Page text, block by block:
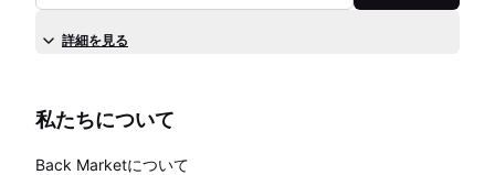
詳細を見る
私たちについて
Back Marketについて